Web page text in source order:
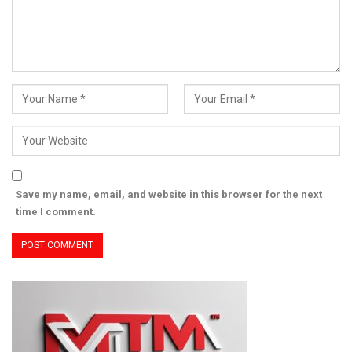
mengikutinya. Apalagi dengan perkembangan teknologi saat ini
proses-proses produksi sudah tidak lagi dibatasi secara jarak
dan lokasi.
Sebagai label partner, Anugerah Records akan menangani
pelaksanaannya. Prima Founder Records yang akan menangani
proses produksi dan distribusi dari artis-artis terpilih dari
terpilih akan berada dalam manajemen artis Anugerah Records.
Temanggung, Bagus Records di Semarang dan Symphoni
Dunamis Music di Bitung, Sulawesi Utara,” kata AM Kuncoro.
Save my name, email, and website in this browser for the next
time I comment.